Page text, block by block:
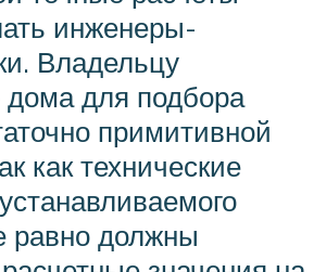
инженеры-
Владельцу
дома для подбора
примитивной
как технические
равно должны